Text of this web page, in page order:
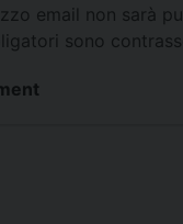
email non sarà
sono